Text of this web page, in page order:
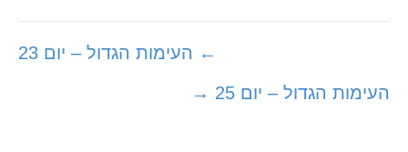
navigation
← העימות הגדול – יום 23
העימות הגדול – יום 25 →